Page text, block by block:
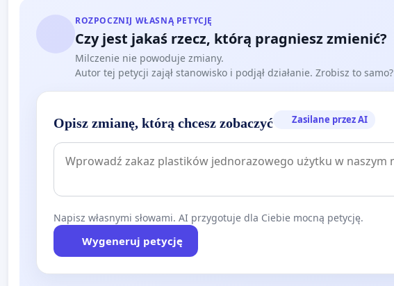
ROZPOCZNIJ WŁASNĄ PETYCJĘ
Czy jest jakaś rzecz, którą pragniesz zmienić?
Milczenie nie powoduje zmiany.
Autor tej petycji zajął stanowisko i podjął działanie. Zrobisz to samo?
Opisz zmianę, którą chcesz zobaczyć Zasilane przez AI
Napisz własnymi słowami. AI przygotuje dla Ciebie mocną petycję.
Wygeneruj petycję